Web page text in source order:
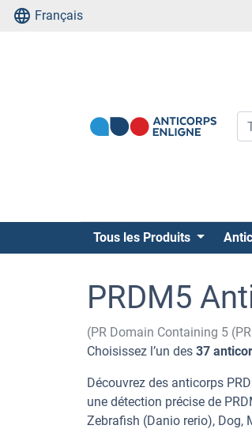
Français
Tous les Produits
PRDM5
(PR Domain Containing 5
Choisissez l’un des 37
Découvrez des anticorps
une détection précise de
Zebrafish (Danio rerio), Dog,